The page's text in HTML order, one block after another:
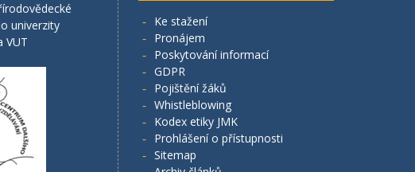
univerzity
VUT
Ke stažení
Pronájem
Poskytování informací
GDPR
Pojištění žáků
Whistleblowing
Kodex etiky JMK
Prohlášení o přístupnosti
Sitemap